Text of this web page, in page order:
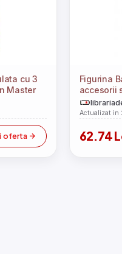
cu 3
Master
oferta
Figurina
accesorii
Actualizat in
62.74